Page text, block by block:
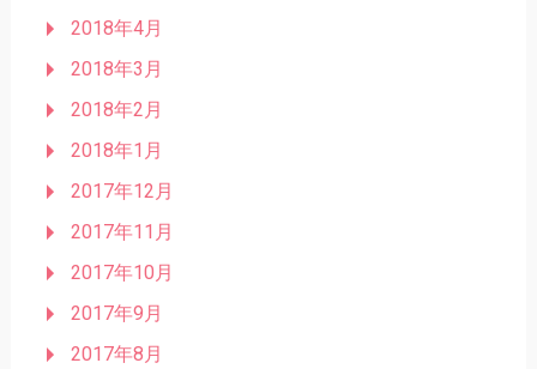
2018年4月
2018年3月
2018年2月
2018年1月
2017年12月
2017年11月
2017年10月
2017年9月
2017年8月